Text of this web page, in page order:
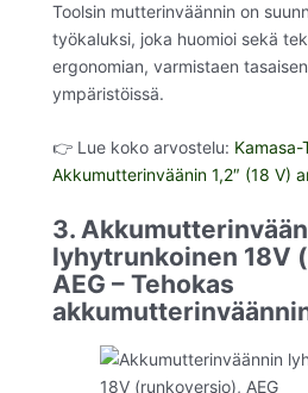
Toolsin mutterinväännin on
työkaluksi, joka huomioi sekä
ergonomian, varmistaen
ympäristöissä.
👉 Lue koko arvostelu: Kamasa-
Akkumutterinväänin 1,2″ (18 V)
3.
lyhytrunkoinen 18V
AEG – Tehokas